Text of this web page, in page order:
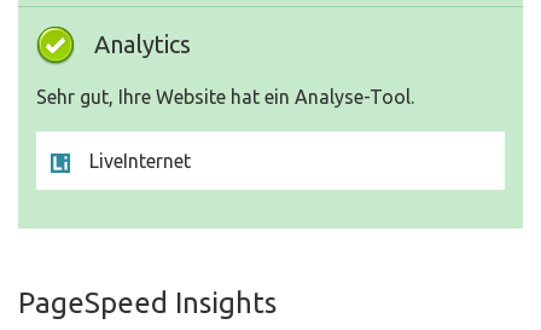
Analytics
Sehr gut, Ihre Website hat ein Analyse-Tool.
LiveInternet
PageSpeed Insights